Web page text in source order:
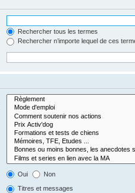
Rechercher tous les termes
Rechercher n’importe lequel de ces
Oui Non
Titres et messages